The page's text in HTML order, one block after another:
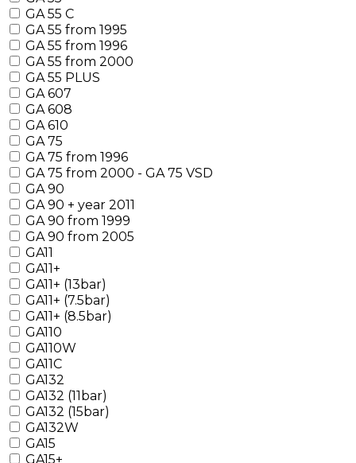
GA 55 C
GA 55 from 1995
GA 55 from 1996
GA 55 from 2000
GA 55 PLUS
GA 607
GA 608
GA 610
GA 75
GA 75 from 1996
GA 75 from 2000 - GA 75 VSD
GA 90
GA 90 + year 2011
GA 90 from 1999
GA 90 from 2005
GA11
GA11+
GA11+ (13bar)
GA11+ (7.5bar)
GA11+ (8.5bar)
GA110
GA110W
GA11C
GA132
GA132 (11bar)
GA132 (15bar)
GA132W
GA15
GA15+